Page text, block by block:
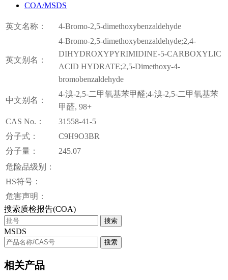
COA/MSDS
英文名称： 4-Bromo-2,5-dimethoxybenzaldehyde
英文别名：
4-Bromo-2,5-dimethoxybenzaldehyde;2,4-
DIHYDROXYPYRIMIDINE-5-CARBOXYLIC
ACID HYDRATE;2,5-Dimethoxy-4-
bromobenzaldehyde
中文别名：
4-溴-2,5-二甲氧基苯甲醛;4-溴-2,5-二甲氧基苯
甲醛, 98+
CAS No.：
31558-41-5
分子式：
C9H9O3BR
分子量：
245.07
危险品级别：
HS符号：
危害声明：
搜索质检报告(COA)
搜索
MSDS
搜索
相关产品